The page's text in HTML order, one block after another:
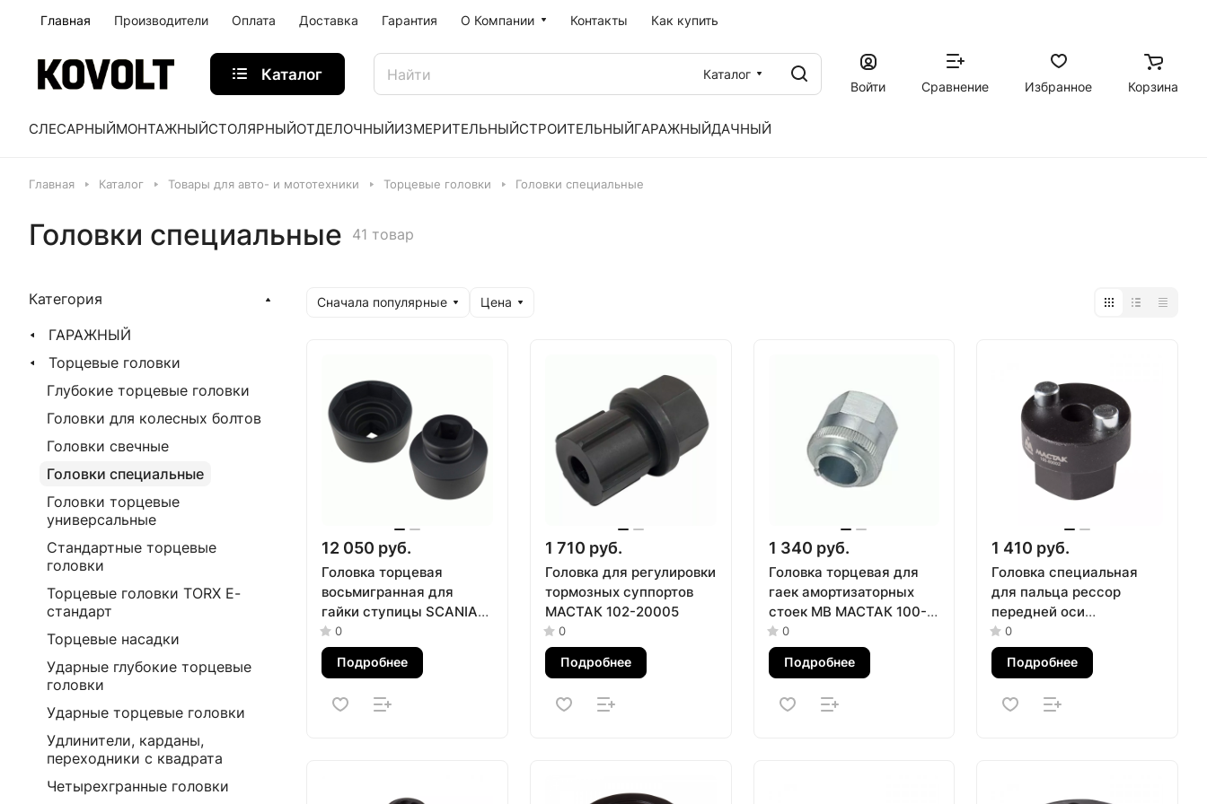
Главная Производители Оплата Доставка Гарантия О Компании Контакты Как купить
Каталог
Каталог
Войти
Сравнение Избранное Корзина
СЛЕСАРНЫЙМОНТАЖНЫЙСТОЛЯРНЫЙОТДЕЛОЧНЫЙИЗМЕРИТЕЛЬНЫЙСТРОИТЕЛЬНЫЙГАРАЖНЫЙДАЧНЫЙ
Главная Каталог Товары для авто- и мототехники Торцевые головки Головки специальные
Головки специальные 41 товар
Сначала популярные Цена
12 050 руб.
Головка торцевая
восьмигранная для
гайки ступицы SCANIA
1", 80 мм МАСТАК 100-
42080
0
Подробнее
1 710 руб.
Головка для регулировки
тормозных суппортов
МАСТАК 102-20005
0
Подробнее
1 340 руб.
Головка торцевая для
гаек амортизаторных
стоек MB МАСТАК 100-
10002
0
Подробнее
1 410 руб.
Головка специальная
для пальца рессор
передней оси
грузовиков Volvo
МАСТАК 100-80002
0
Подробнее
Категория
ГАРАЖНЫЙ
Торцевые головки
Глубокие торцевые головки
Головки для колесных болтов
Головки свечные
Головки специальные
Головки торцевые
универсальные
Стандартные торцевые
головки
Торцевые головки TORX Е-
стандарт
Торцевые насадки
Ударные глубокие торцевые
головки
Ударные торцевые головки
Удлинители, карданы,
переходники с квадрата
Четырехгранные головки